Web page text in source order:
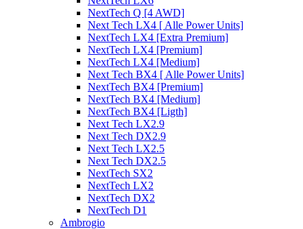
NextTech Q [4 AWD]
Next Tech LX4 [ Alle Power Units]
NextTech LX4 [Extra Premium]
NextTech LX4 [Premium]
NextTech LX4 [Medium]
Next Tech BX4 [ Alle Power Units]
NextTech BX4 [Premium]
NextTech BX4 [Medium]
NextTech BX4 [Ligth]
Next Tech LX2.9
Next Tech DX2.9
Next Tech LX2.5
Next Tech DX2.5
NextTech SX2
NextTech LX2
NextTech DX2
NextTech D1
Ambrogio